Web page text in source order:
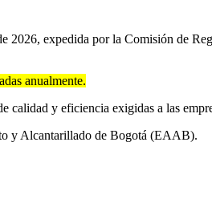
2026, expedida por la Comisión de
anualmente.
y eficiencia exigidas a las
y Alcantarillado de Bogotá (EAAB).